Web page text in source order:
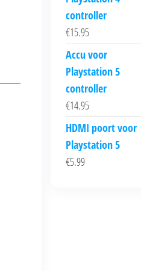
controller
€15.95
Accu voor
Playstation 5
controller
€14.95
HDMI poort voor
Playstation 5
€5.99